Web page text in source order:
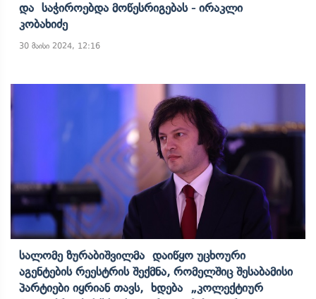
Და Საჭიროებდა Მოწესრიგებას - Ირაკლი
Კობახიძე
30 მაისი 2024, 12:16
Სალომე Ზურაბიშვილმა Დაიწყო Უცხოური
Აგენტების Რეესტრის Შექმნა, Რომელშიც Შესაბამისი
Პარტიები Იყრიან Თავს, Ხდება „კოლექტიურ